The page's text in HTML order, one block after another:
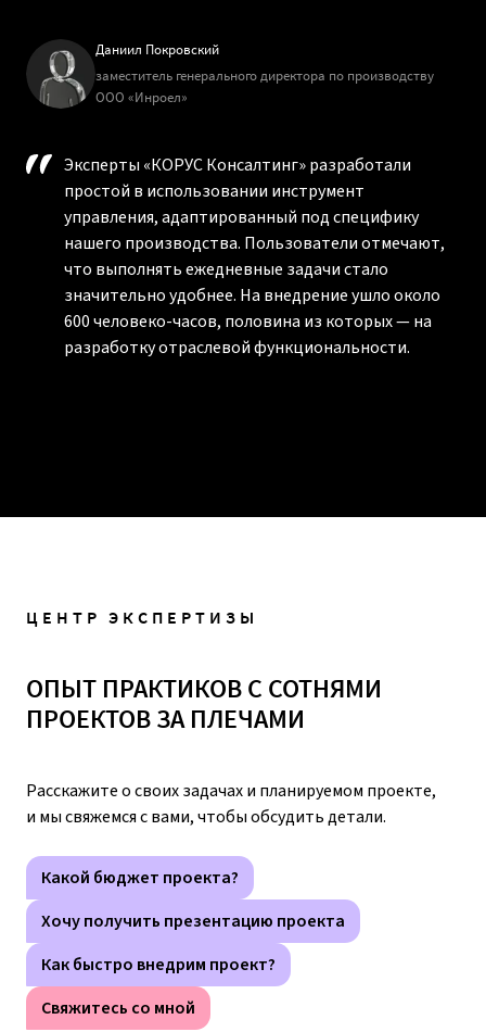
Даниил Покровский
заместитель генерального директора по производству
ООО «Инроел»
Эксперты «КОРУС Консалтинг» разработали
простой в использовании инструмент
управления, адаптированный под специфику
нашего производства. Пользователи отмечают,
что выполнять ежедневные задачи стало
значительно удобнее. На внедрение ушло около
600 человеко-часов, половина из которых — на
разработку отраслевой функциональности.
ЦЕНТР ЭКСПЕРТИЗЫ
ОПЫТ ПРАКТИКОВ С СОТНЯМИ
ПРОЕКТОВ ЗА ПЛЕЧАМИ
Расскажите о своих задачах и планируемом проекте,
и мы свяжемся с вами, чтобы обсудить детали.
Какой бюджет проекта?
Хочу получить презентацию проекта
Как быстро внедрим проект?
Свяжитесь со мной